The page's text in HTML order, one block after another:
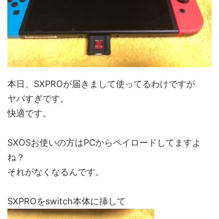
本日、SXPROが届きまして使ってるわけですが
ヤバすぎです。
快適です。
SXOSお使いの方はPCからペイロードしてますよ
ね？
それがなくなるんです。
SXPROをswitch本体に挿して